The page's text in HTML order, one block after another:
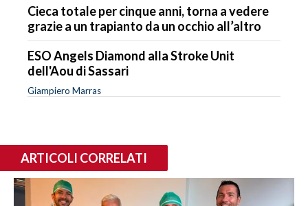
Cieca totale per cinque anni, torna a vedere
grazie a un trapianto da un occhio all’altro
ESO Angels Diamond alla Stroke Unit
dell'Aou di Sassari
Giampiero Marras
ARTICOLI CORRELATI